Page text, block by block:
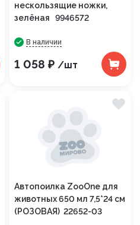
нескользящие ножки,
зелёная 9946572
В наличии
1 058 ₽ /шт
Автопоилка ZooOne для
животных 650 мл 7,5*24 см
(РОЗОВАЯ) 22652-03